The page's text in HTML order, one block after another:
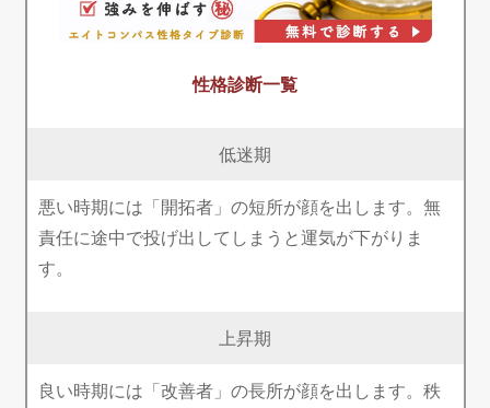
性格診断一覧
低迷期
悪い時期には「開拓者」の短所が顔を出します。無
責任に途中で投げ出してしまうと運気が下がりま
す。
上昇期
良い時期には「改善者」の長所が顔を出します。秩